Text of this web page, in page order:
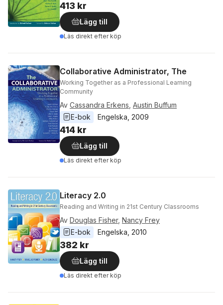
413 kr
Lägg till
Läs direkt efter köp
Collaborative Administrator, The
Working Together as a Professional Learning
Community
Av Cassandra Erkens Austin Buffum
E-bok
Engelska 2009
414 kr
Lägg till
Läs direkt efter köp
Literacy 2.0
Reading and Writing in 21st Century Classrooms
Av Douglas Fisher, Nancy Frey
E-bok
Engelska 2010
382 kr
Lägg till
Läs direkt efter köp